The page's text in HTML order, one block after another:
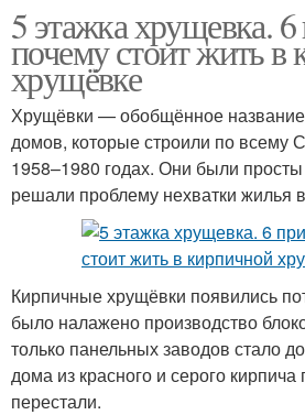
5 этажка хрущевка.
почему стоит жить в
хрущёвке
Хрущёвки — обобщённое
домов, которые строили по всему
1958–1980 годах. Они были
решали проблему нехватки жилья
Кирпичные хрущёвки появились
было налажено производство
только панельных заводов стало
дома из красного и серого кирпича
перестали.